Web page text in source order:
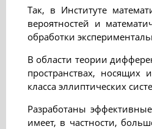
Так, в Институте
вероятностей и
обработки
В области теории
пространствах,
класса эллиптических
Разработаны
имеет, в частности,